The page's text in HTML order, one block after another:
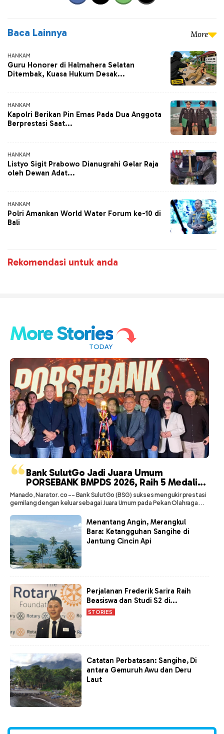
Baca Lainnya More
HANKAM
Guru Honorer di Halmahera Selatan
Ditembak, Kuasa Hukum Desak...
HANKAM
Kapolri Berikan Pin Emas Pada Dua Anggota
Berprestasi Saat...
HANKAM
Listyo Sigit Prabowo Dianugrahi Gelar Raja
oleh Dewan Adat...
HANKAM
Polri Amankan World Water Forum ke-10 di
Bali
Rekomendasi untuk anda
More Stories
TODAY
“Bank SulutGo Jadi Juara Umum
PORSEBANK BMPDS 2026, Raih 5 Medali...
Manado, Narator.co -- Bank SulutGo (BSG) sukses mengukir prestasi
gemilang dengan keluar sebagai Juara Umum pada Pekan Olahraga...
Menantang Angin, Merangkul
Bara: Ketangguhan Sangihe di
Jantung Cincin Api
Perjalanan Frederik Sarira Raih
Beasiswa dan Studi S2 di...
STORIES
Catatan Perbatasan: Sangihe, Di
antara Gemuruh Awu dan Deru
Laut